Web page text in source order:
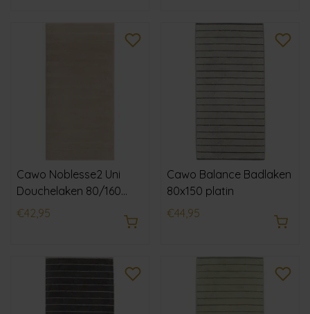
Cawo Noblesse2 Uni
Douchelaken 80/160
beige
€42,95
Cawo Balance Badlaken
80x150 platin
€44,95